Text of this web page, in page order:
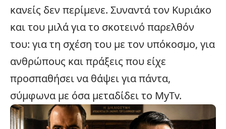
κανείς δεν περίμενε. Συναντά τον Κυριάκο
και του μιλά για το σκοτεινό παρελθόν
του: για τη σχέση του με τον υπόκοσμο, για
ανθρώπους και πράξεις που είχε
προσπαθήσει να θάψει για πάντα,
σύμφωνα με όσα μεταδίδει το MyTv.